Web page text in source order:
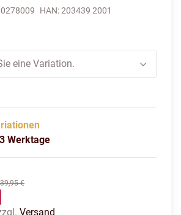
HAN:203439 2001
eine Variation.
Werktage
39,95 €
Versand